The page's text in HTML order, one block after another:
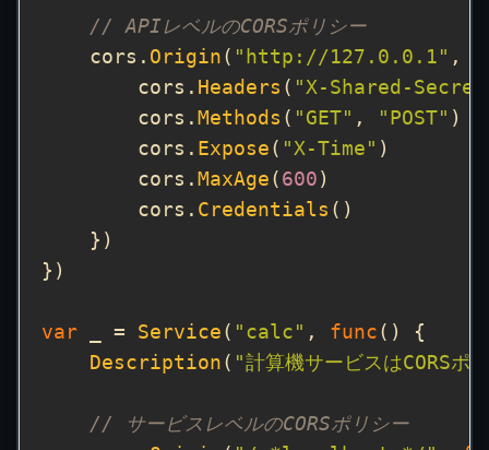
// APIレベルのCORSポリシー
    cors.
Origin ( "http://127.0.0.1" ,
        cors.
Headers ( "X-Shared-
        cors.
Methods ( "GET" , "POST"
        cors.
Expose ( "X-Time"
        cors.
MaxAge ( 600
        cors.
Credentials
var _ = Service ( "calc" , func
Description ( "計算機サービスはCORSポ
// サービスレベルのCORSポリシー